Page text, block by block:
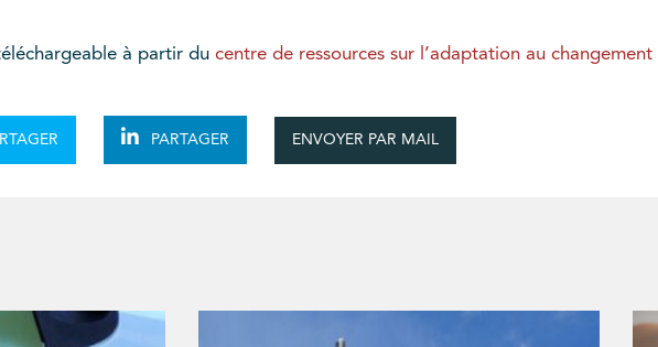
à partir du centre de ressources sur l’adaptation au
PARTAGER ENVOYER PAR MAIL